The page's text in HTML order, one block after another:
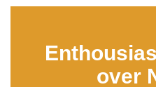
over